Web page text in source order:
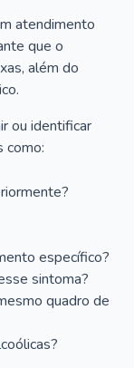
atendimento
que o
além do
ou identificar
como:
específico?
sintoma?
quadro de